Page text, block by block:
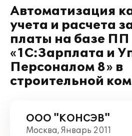
Автоматизация
учета и расчета
платы на базе ПП
«1С:Зарплата и
Персоналом 8» в
строительной
ООО "КОНСЭВ"
Москва, Январь 2011